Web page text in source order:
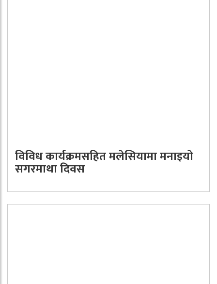
विविध कार्यक्रमसहित मलेसियामा मनाइयो
सगरमाथा दिवस